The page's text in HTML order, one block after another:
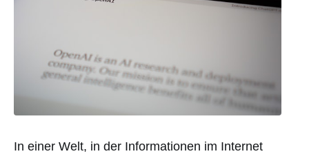
In einer Welt, in der Informationen im Internet